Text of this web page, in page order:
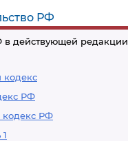
РФ
в действующей редакции
РФ
РФ